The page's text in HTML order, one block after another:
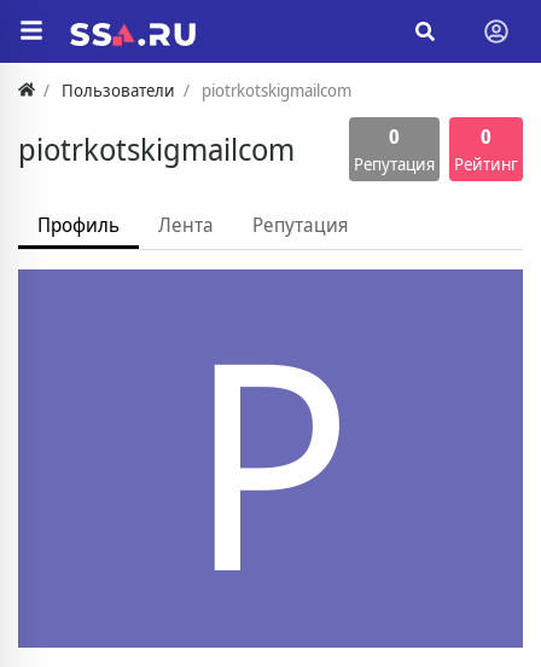
Пользователи piotrkotskigmailcom
piotrkotskigmailcom 0
Репутация
0
Рейтинг
Профиль Лента Репутация
P